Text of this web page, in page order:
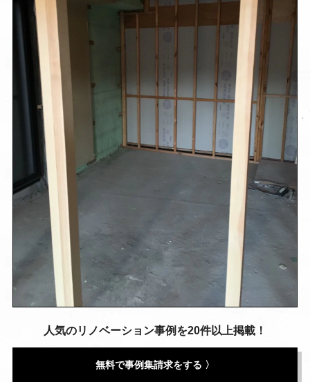
人気のリノベーション事例を20件以上掲載！
無料で事例集請求をする 〉